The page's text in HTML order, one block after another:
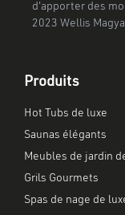
d'apporter des
2023 Wellis
Produits
Hot Tubs de luxe
Saunas élégants
Meubles de jardin
Grils Gourmets
Spas de nage de